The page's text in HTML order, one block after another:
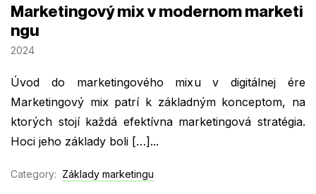
Marketingový mix v modernom marketi
ngu
2024
Úvod do marketingového mixu v digitálnej ére
Marketingový mix patrí k základným konceptom, na
ktorých stojí každá efektívna marketingová stratégia.
Hoci jeho základy boli […]...
Category: Základy marketingu